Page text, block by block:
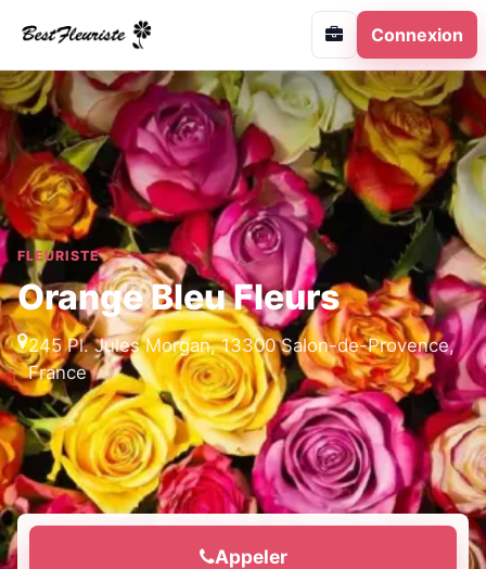
Connexion
FLEURISTE
Orange Bleu Fleurs
245 Pl. Jules Morgan, 13300 Salon-de-Provence,
France
Appeler